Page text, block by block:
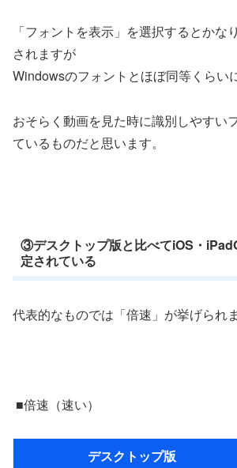
「フォントを表示」を選択するとかな
されますが
Windowsのフォントとほぼ同等くらい
おそらく動画を見た時に識別しやすい
ているものだと思います。
③デスクトップ版と比べてiOS・
定されている
代表的なものでは「倍速」が挙げられま
■倍速（速い）
デスクトップ版